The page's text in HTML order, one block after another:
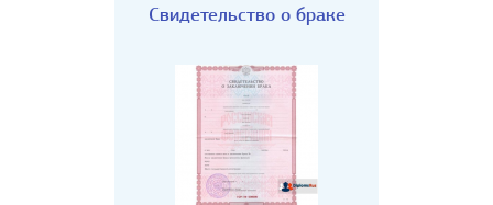
Свидетельство о браке